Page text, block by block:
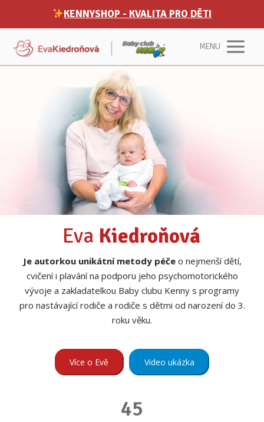
KENNYSHOP - KVALITA PRO DĚTI
MENU
Eva Kiedroňová
Je autorkou unikátní metody péčeo nejmenší dětí,
cvičení i plavání na podporu jeho psychomotorického
vývoje a zakladatelkou Baby clubu Kenny s programy
pro nastávající rodiče a rodiče s dětmi od narození do 3.
roku věku.
Více o Evě Video ukázka
45